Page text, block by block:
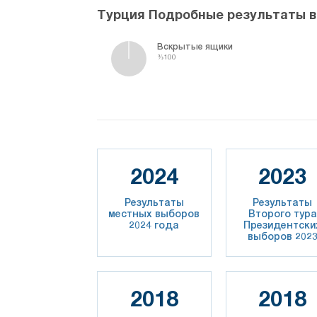
Турция Подробные результаты
Вскрытые ящики
%100
2024
Результаты
местных выборов
2024 года
2023
Результаты
Второго тура
выборов 2023
2018 2018